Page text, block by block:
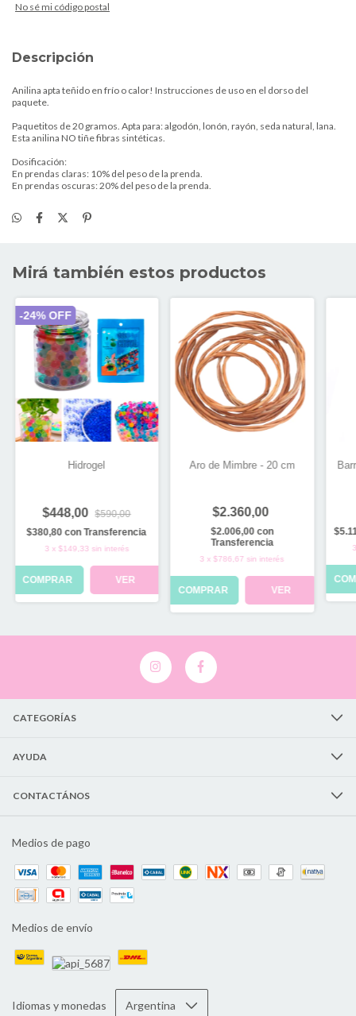
No sé mi código postal
Descripción
Anilina apta teñido en frío o calor! Instrucciones de uso en el dorso del
paquete.
Paquetitos de 20 gramos. Apta para: algodón, lonón, rayón, seda natural, lana.
Esta anilina NO tiñe fibras sintéticas.
Dosificación:
En prendas claras: 10% del peso de la prenda.
En prendas oscuras: 20% del peso de la prenda.
Mirá también estos productos
Hidrogel
-24% OFF
$448,00
$590,00
$380,80con Transferencia
3 x$149,33 sin interés
COMPRAR VER
Aro de Mimbre - 20 cm
$2.360,00
$2.006,00con
Transferencia
3 x$786,67 sin interés
COMPRAR VER
3
CATEGORÍAS
AYUDA
CONTACTÁNOS
Medios de pago
Medios de envío
Idiomas y monedas